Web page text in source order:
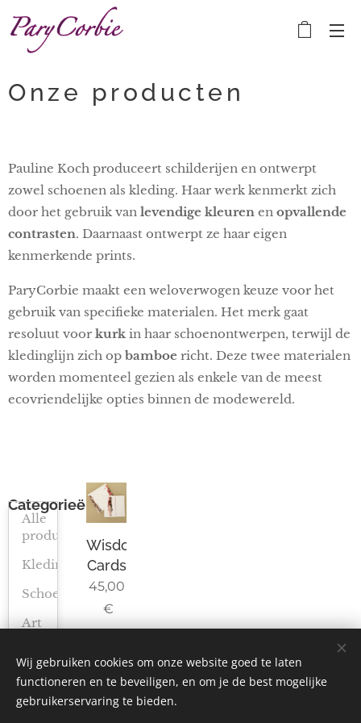
Onze producten
Pauline Koch produceert schilderijen en ontwerpt
zowel schoenen als kleding. Haar werk kenmerkt zich
door het gebruik van levendige kleuren en opvallende
contrasten. Daarnaast ontwerpt ze haar eigen
kenmerkende prints.
ParyCorbie maakt een weloverwogen keuze voor het
gebruik van specifieke materialen. Het merk gaat
resoluut voor kurk in haar schoenontwerpen, terwijl de
kledinglijn zich op bamboe richt. Deze twee materialen
worden momenteel gezien als enkele van de meest
ecovriendelijke opties binnen de modewereld.
Categorieën
Alle
producten
Kleding
Schoenen
Art
Cards
Wisdom
Cards
45,00
€
© 2023 Alle rechten voorbehouden
Wij gebruiken cookies om onze website goed te laten
functioneren en te beveiligen, en om je de best mogelijke
gebruikerservaring te bieden.